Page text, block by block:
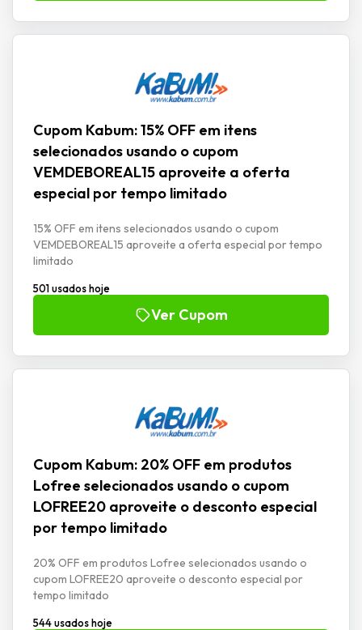
Cupom Kabum: 15% OFF em itens
selecionados usando o cupom
VEMDEBOREAL15 aproveite a oferta
especial por tempo limitado
15% OFF em itens selecionados usando o cupom
VEMDEBOREAL15 aproveite a oferta especial por tempo
limitado
501 usados hoje
Ver Cupom
Cupom Kabum: 20% OFF em produtos
Lofree selecionados usando o cupom
LOFREE20 aproveite o desconto especial
por tempo limitado
20% OFF em produtos Lofree selecionados usando o
cupom LOFREE20 aproveite o desconto especial por
tempo limitado
544 usados hoje